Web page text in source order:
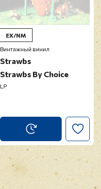
EX/NM
Винтажный винил
Strawbs
Strawbs By Choice
LP